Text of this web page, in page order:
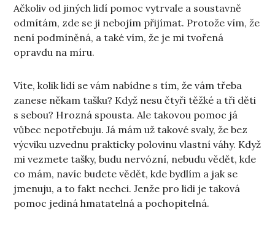
Ačkoliv od jiných lidí pomoc vytrvale a soustavně
odmítám, zde se ji nebojím přijímat. Protože vím, že
není podmíněná, a také vím, že je mi tvořená
opravdu na míru.
Víte, kolik lidí se vám nabídne s tím, že vám třeba
zanese někam tašku? Když nesu čtyři těžké a tři děti
s sebou? Hrozná spousta. Ale takovou pomoc já
vůbec nepotřebuju. Já mám už takové svaly, že bez
výcviku uzvednu prakticky polovinu vlastní váhy. Když
mi vezmete tašky, budu nervózní, nebudu vědět, kde
co mám, navíc budete vědět, kde bydlím a jak se
jmenuju, a to fakt nechci. Jenže pro lidi je taková
pomoc jediná hmatatelná a pochopitelná.